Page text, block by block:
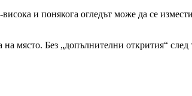
и понякога огледът може да се
място. Без „допълнителни открития“ след